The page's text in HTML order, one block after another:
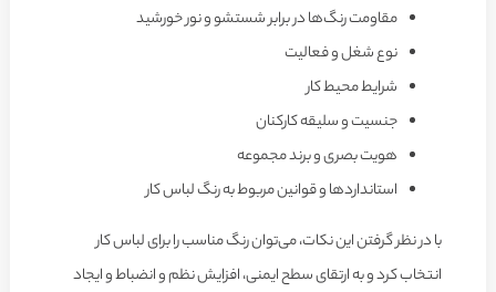
مقاومت رنگ‌ها در برابر شستشو و نور خورشید
نوع شغل و فعالیت
شرایط محیط کار
جنسیت و سلیقه کارکنان
هویت بصری و برند مجموعه
استانداردها و قوانین مربوط به رنگ لباس کار
با در نظر گرفتن این نکات، می‌توان رنگ مناسب را برای لباس کار
انتخاب کرد و به ارتقای سطح ایمنی، افزایش نظم و انضباط و ایجاد